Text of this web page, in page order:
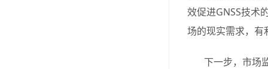
效促进GNSS技术
场的现实需求，有
下一步，市场